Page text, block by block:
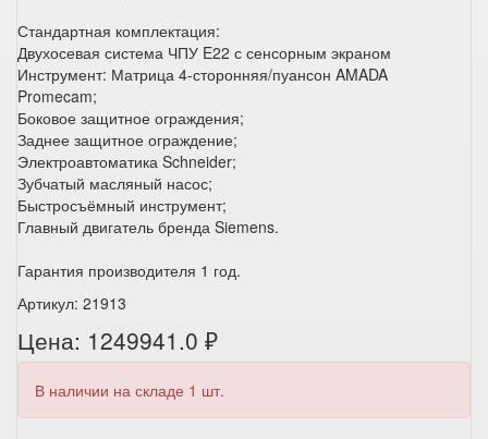
Стандартная комплектация:
Двухосевая система ЧПУ E22 с сенсорным экраном
Инструмент: Матрица 4-сторонняя/пуансон AMADA
Promecam;
Боковое защитное ограждения;
Заднее защитное ограждение;
Электроавтоматика Schneider;
Зубчатый масляный насос;
Быстросъёмный инструмент;
Главный двигатель бренда Siemens.
Гарантия производителя 1 год.
Артикул: 21913
Цена: 1249941.0 ₽
В наличии на складе 1 шт.